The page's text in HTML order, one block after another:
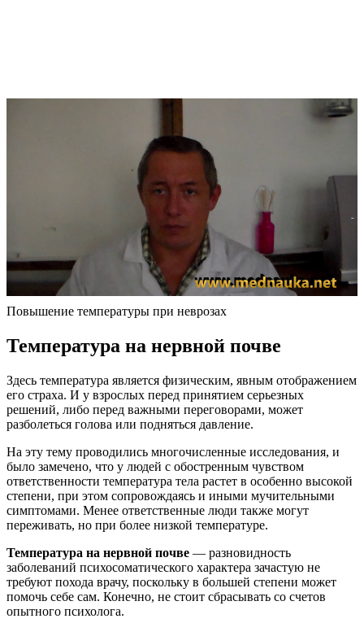
Повышение температуры при неврозах
Температура на нервной почве
Здесь температура является физическим, явным отображением
его страха. И у взрослых перед принятием серьезных
решений, либо перед важными переговорами, может
разболеться голова или подняться давление.
На эту тему проводились многочисленные исследования, и
было замечено, что у людей с обостренным чувством
ответственности температура тела растет в особенно высокой
степени, при этом сопровождаясь и иными мучительными
симптомами. Менее ответственные люди также могут
переживать, но при более низкой температуре.
Температура на нервной почве — разновидность
заболеваний психосоматического характера зачастую не
требуют похода врачу, поскольку в большей степени может
помочь себе сам. Конечно, не стоит сбрасывать со счетов
опытного психолога.